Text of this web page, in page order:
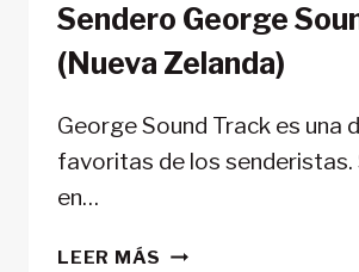
Sendero George
(Nueva Zelanda)
George Sound Track es una
favoritas de los senderistas.
en…
LEER MÁS SENDERO